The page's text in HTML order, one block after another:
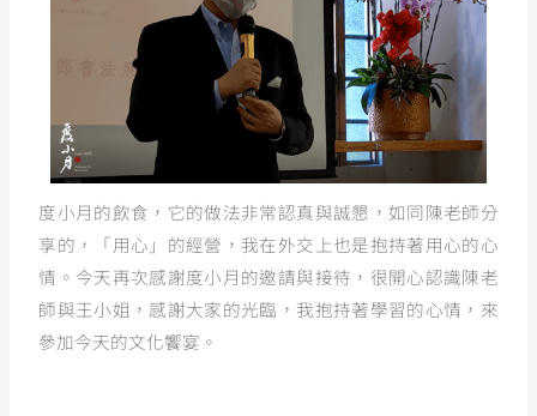
度小月的飲食，它的做法非常認真與誠懇，如同陳老師分
享的，「用心」的經營，我在外交上也是抱持著用心的心
情。今天再次感謝度小月的邀請與接待，很開心認識陳老
師與王小姐，感謝大家的光臨，我抱持著學習的心情，來
參加今天的文化饗宴。